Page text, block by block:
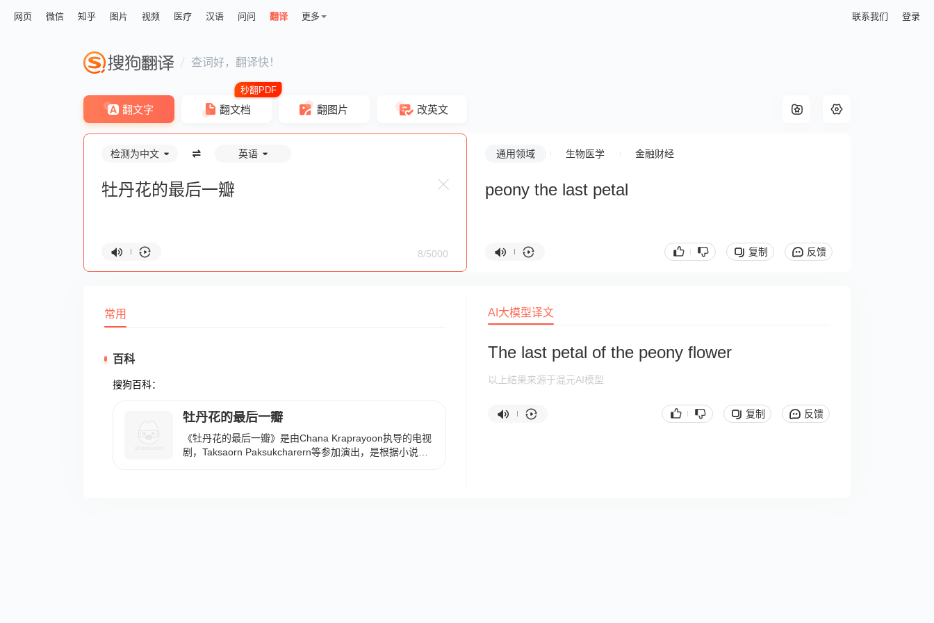
网页 微信 知乎 图片 视频 医疗 汉语 问问 翻译 更多 联系我们 登录
查词好，翻译快！
翻文字 翻文档 翻图片 改英文
检测为中文 英语
8/5000
通用领域 生物医学 金融财经
peony the last petal
复制 反馈
常用
百科
搜狗百科：
牡丹花的最后一瓣
《牡丹花的最后一瓣》是由Chana Kraprayoon执导的电视
剧，Taksaorn Paksukcharern等参加演出，是根据小说同
AI大模型译文
The last petal of the peony flower
以上结果来源于混元AI模型
复制 反馈